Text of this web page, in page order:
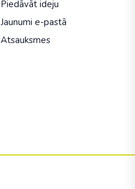
Piedāvāt ideju
Jaunumi e-pastā
Atsauksmes